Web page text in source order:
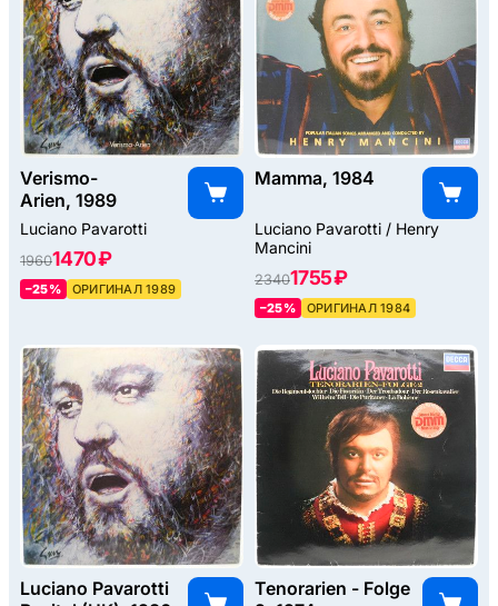
Verismo-
Arien, 1989
Luciano Pavarotti
19601470 ₽
–25% ОРИГИНАЛ 1989
Mamma, 1984
Luciano Pavarotti / Henry
Mancini
23401755 ₽
–25% ОРИГИНАЛ 1984
Luciano Pavarotti
Tenorarien - Folge